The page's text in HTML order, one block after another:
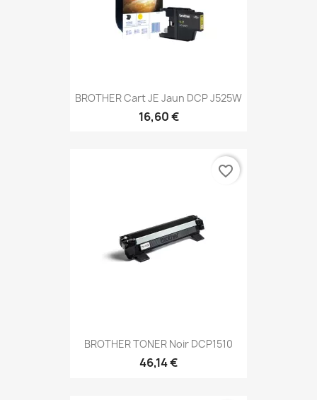
BROTHER Cart JE Jaun DCP J525W
16,60 €
BROTHER TONER Noir DCP1510
46,14 €
favorite_border